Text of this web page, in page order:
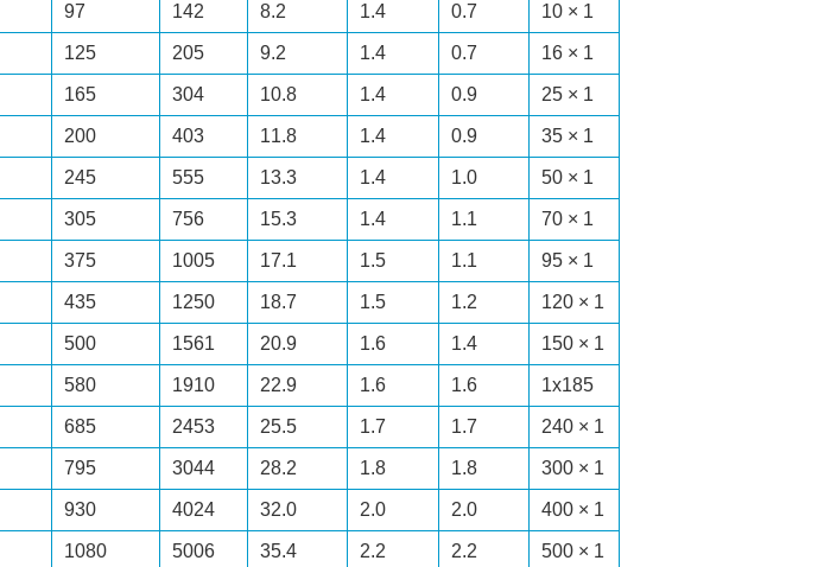
1 × 10
0.7
1.4
8.2
142
97
1 × 16
0.7
1.4
9.2
205
125
1 × 25
0.9
1.4
10.8
304
165
1 × 35
0.9
1.4
11.8
403
200
1 × 50
1.0
1.4
13.3
555
245
1 × 70
1.1
1.4
15.3
756
305
1 × 95
1.1
1.5
17.1
1005
375
1 × 120
1.2
1.5
18.7
1250
435
1 × 150
1.4
1.6
20.9
1561
500
1x185
1.6
1.6
22.9
1910
580
1 × 240
1.7
1.7
25.5
2453
685
1 × 300
1.8
1.8
28.2
3044
795
1 × 400
2.0
2.0
32.0
4024
930
1 × 500
2.2
2.2
35.4
5006
1080